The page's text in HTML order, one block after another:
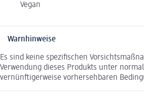
Vegan
Warnhinweise
Es sind keine spezifischen
Verwendung dieses Produkts unter
vernünftigerweise vorhersehbaren